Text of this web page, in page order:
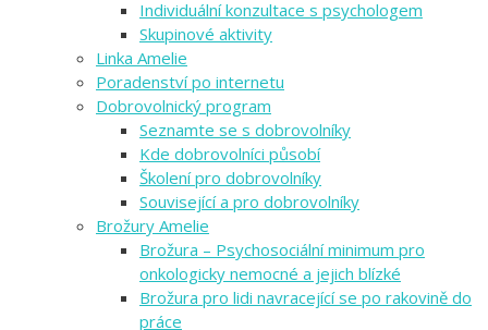
Individuální konzultace s psychologem
Skupinové aktivity
Linka Amelie
Poradenství po internetu
Dobrovolnický program
Seznamte se s dobrovolníky
Kde dobrovolníci působí
Školení pro dobrovolníky
Související a pro dobrovolníky
Brožury Amelie
Brožura – Psychosociální minimum pro
onkologicky nemocné a jejich blízké
Brožura pro lidi navracející se po rakovině do
práce